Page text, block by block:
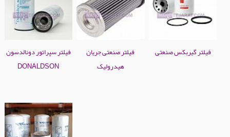
فیلتر سپراتور دونالدسون
DONALDSON
فیلتر صنعتی جریان
هیدرولیک
فیلتر گیربکس صنعتی